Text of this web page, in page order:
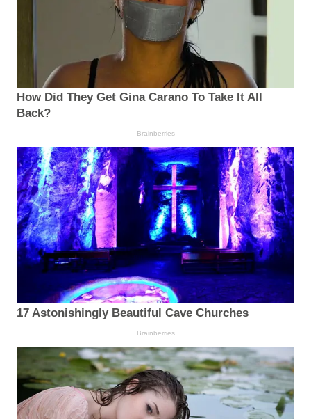
How Did They Get Gina Carano To Take It All
Back?
Brainberries
17 Astonishingly Beautiful Cave Churches
Brainberries